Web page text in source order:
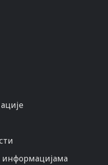
информацијама